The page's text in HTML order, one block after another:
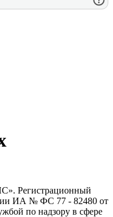
Регистрационный
ИА № ФС 77 - 82480 от
по надзору в сфере